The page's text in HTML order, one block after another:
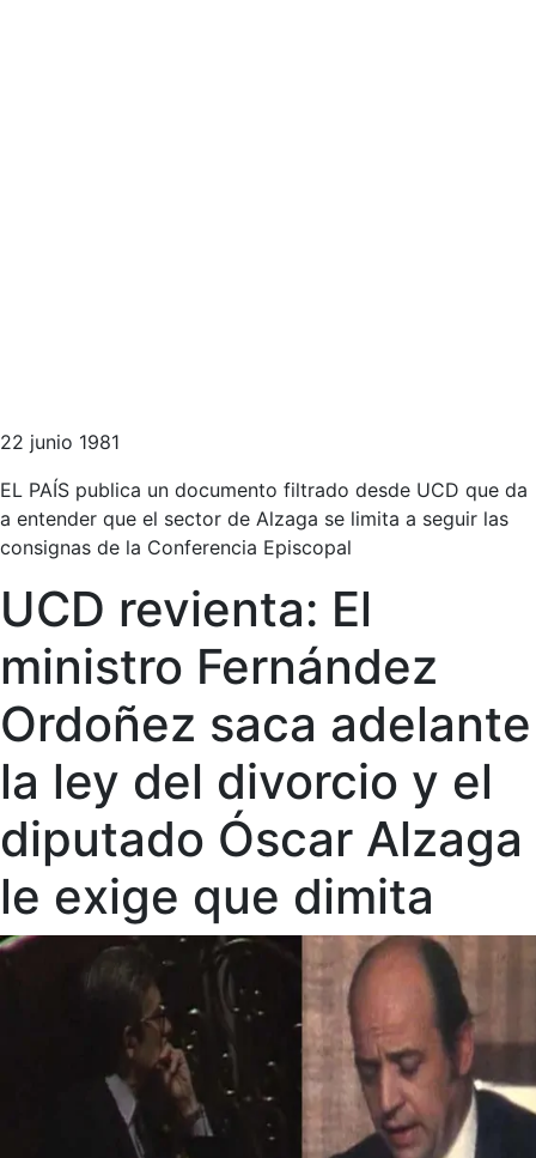
22 junio 1981
EL PAÍS publica un documento filtrado desde UCD que da
a entender que el sector de Alzaga se limita a seguir las
consignas de la Conferencia Episcopal
UCD revienta: El
ministro Fernández
Ordoñez saca adelante
la ley del divorcio y el
diputado Óscar Alzaga
le exige que dimita